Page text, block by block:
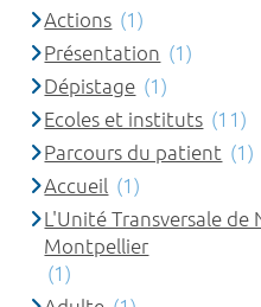
Actions (1)
Présentation (1)
Dépistage (1)
Ecoles et instituts (11)
Parcours du patient (1)
Accueil (1)
L'Unité Transversale
Montpellier
(1)